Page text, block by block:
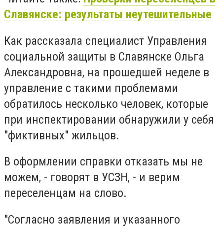
Славянске: результаты неутешительные
Как рассказала специалист Управления
социальной защиты в Славянске Ольга
Александровна, на прошедшей неделе в
управление с такими проблемами
обратилось несколько человек, которые
при инспектировании обнаружили у себя
"фиктивных" жильцов.
В оформлении справки отказать мы не
можем, - говорят в УСЗН, - и верим
переселенцам на слово.
"Согласно заявления и указанного